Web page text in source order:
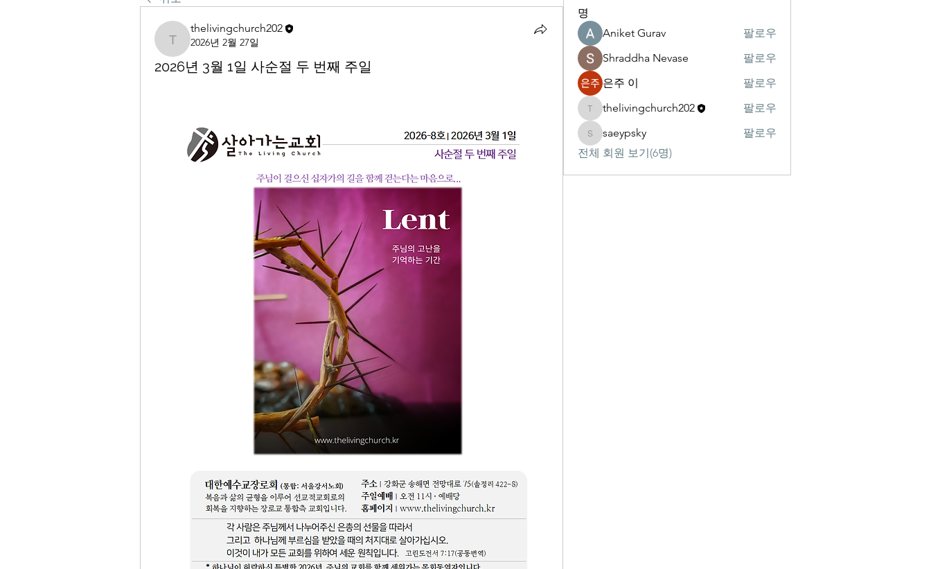
thelivingchurch202
thelivingchurch202
2026년 2월 27일
2026년 3월 1일 사순절 두 번째 주일
명
Aniket Gurav
팔로우
Shraddha Nevase
팔로우
은주 이
팔로우
thelivingchurch202
thelivingchurch202 팔로우
saeypsky
saeypsky
팔로우
전체 회원 보기(6명)